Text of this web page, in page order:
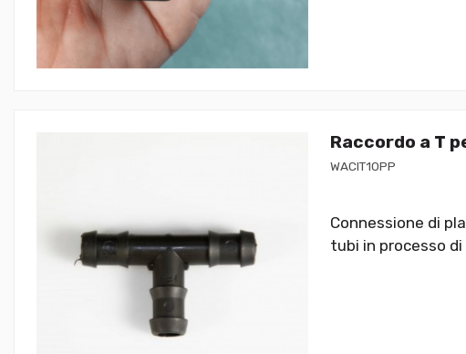
Raccordo a T
WACIT10PP
Connessione di
tubi in processo